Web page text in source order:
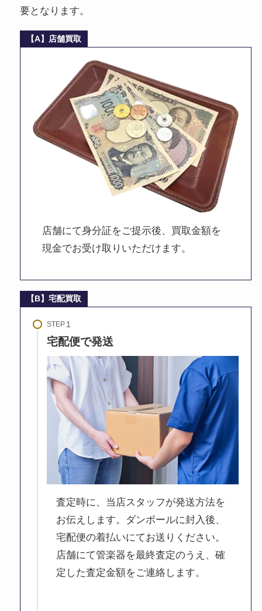
要となります。
【A】店舗買取
店舗にて身分証をご提示後、買取金額を
現金でお受け取りいただけます。
【B】宅配買取
STEP
宅配便で発送
査定時に、当店スタッフが発送方法を
お伝えします。ダンボールに封入後、
宅配便の着払いにてお送りください。
店舗にて管楽器を最終査定のうえ、確
定した査定金額をご連絡します。